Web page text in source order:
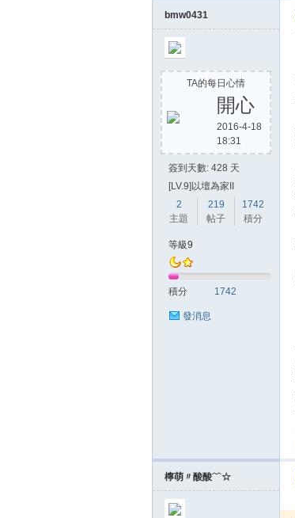
bmw0431
TA的每日心情
開心
2016-4-18
18:31
簽到天數: 428 天
[LV.9]以壇為家II
2
主題
219
帖子
1742
積分
等級9
積分 1742
發消息
檸萌〃酸酸﹋☆